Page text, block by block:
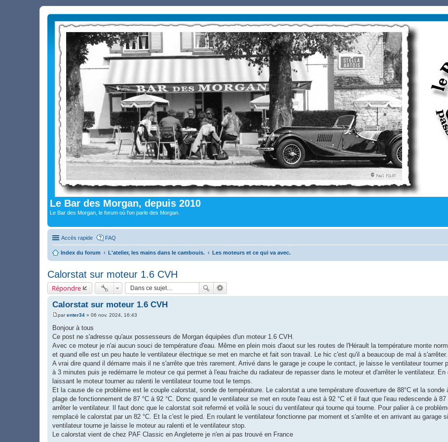
Le Bar des Morgan, depuis 2010
Le Bar des Morgan, le forum où l'on parle des Morgan.
Accès rapide FAQ
Index du forum L'atelier, les mains dans le cambouis. Les moteurs et ce qui va avec.
Calorstat sur moteur 1.6 CVH
Répondre
Calorstat sur moteur 1.6 CVH
M
s
s
g
e
parenter34 » 06 nov. 2024, 16:43
Bonjour à tous
Ce post ne s'adresse qu'aux possesseurs de Morgan équipées d'un moteur 1.6 CVH.
Avec ce moteur je n'ai aucun souci de température d'eau. Même en plein mois d'aout sur les routes de l'Hérault la température monte
et quand elle est un peu haute le ventilateur électrique se met en marche et fait son travail. Le hic c'est qu'il a beaucoup de mal à s'arrêter.
A vrai dire quand il démarre mais il ne s'arrête que très rarement. Arrivé dans le garage je coupe le contact, je laisse le ventilateur tourner
à 3 minutes puis je redémarre le moteur ce qui permet à l'eau fraiche du radiateur de repasser dans le moteur et d'arrêter le ventilateur. En
laissant le moteur tourner au ralenti le ventilateur tourne tout le temps.
Et la cause de ce problème est le couple calorstat, sonde de température. Le calorstat a une température d'ouverture de 88°C et la sonde
plage de fonctionnement de 87 °C à 92 °C. Donc quand le ventilateur se met en route l'eau est à 92 °C et il faut que l'eau redescende à 87
arrêter le ventilateur. Il faut donc que le calorstat soit refermé et voilà le souci du ventilateur qui tourne qui tourne. Pour palier à ce
remplacé le calorstat par un 82 °C. Et la c'est le pied. En roulant le ventilateur fonctionne par moment et s'arrête et en arrivant au garage
ventilateur tourne je laisse le moteur au ralenti et le ventilateur stop.
Le calorstat vient de chez PAF Classic en Angleterre je n'en ai pas trouvé en France